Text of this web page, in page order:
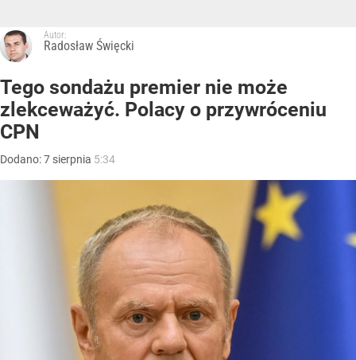
Autor:
Radosław Święcki
Tego sondażu premier nie może
zlekceważyć. Polacy o przywróceniu
CPN
Dodano:7 sierpnia 5:34